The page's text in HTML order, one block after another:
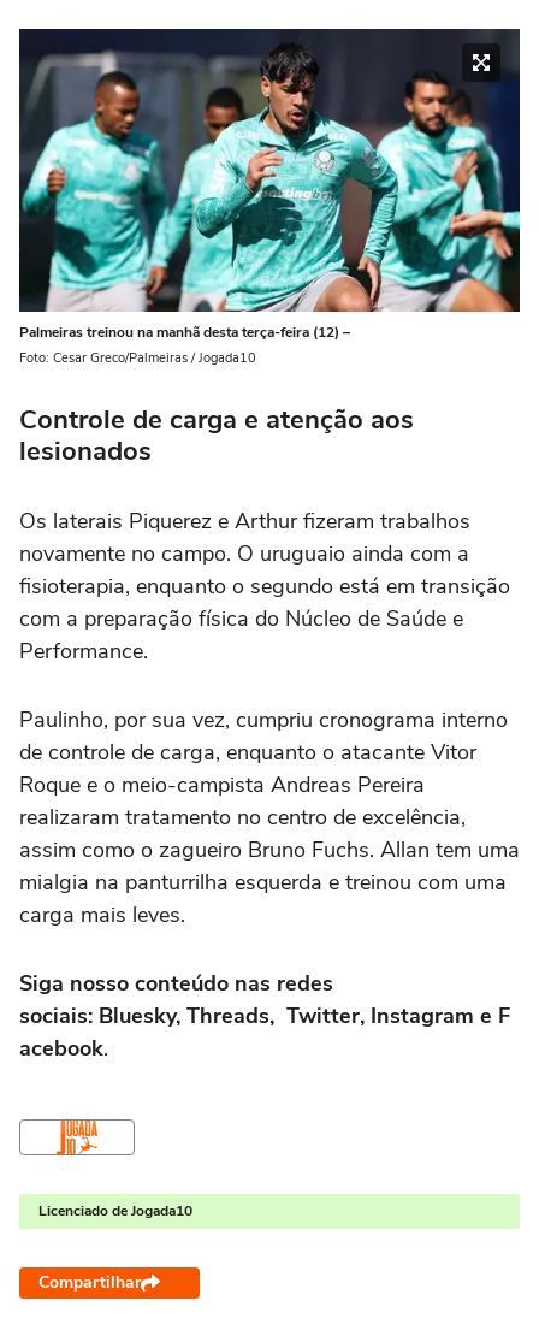
Palmeiras treinou na manhã desta terça-feira (12) –
Foto: Cesar Greco/Palmeiras / Jogada10
Controle de carga e atenção aos
lesionados
Os laterais Piquerez e Arthur fizeram trabalhos
novamente no campo. O uruguaio ainda com a
fisioterapia, enquanto o segundo está em transição
com a preparação física do Núcleo de Saúde e
Performance.
Paulinho, por sua vez, cumpriu cronograma interno
de controle de carga, enquanto o atacante Vitor
Roque e o meio-campista Andreas Pereira
realizaram tratamento no centro de excelência,
assim como o zagueiro Bruno Fuchs. Allan tem uma
mialgia na panturrilha esquerda e treinou com uma
carga mais leves.
Siga nosso conteúdo nas redes
sociais: Bluesky, Threads, Twitter, Instagram e F
acebook.
Licenciado de Jogada10
Compartilhar